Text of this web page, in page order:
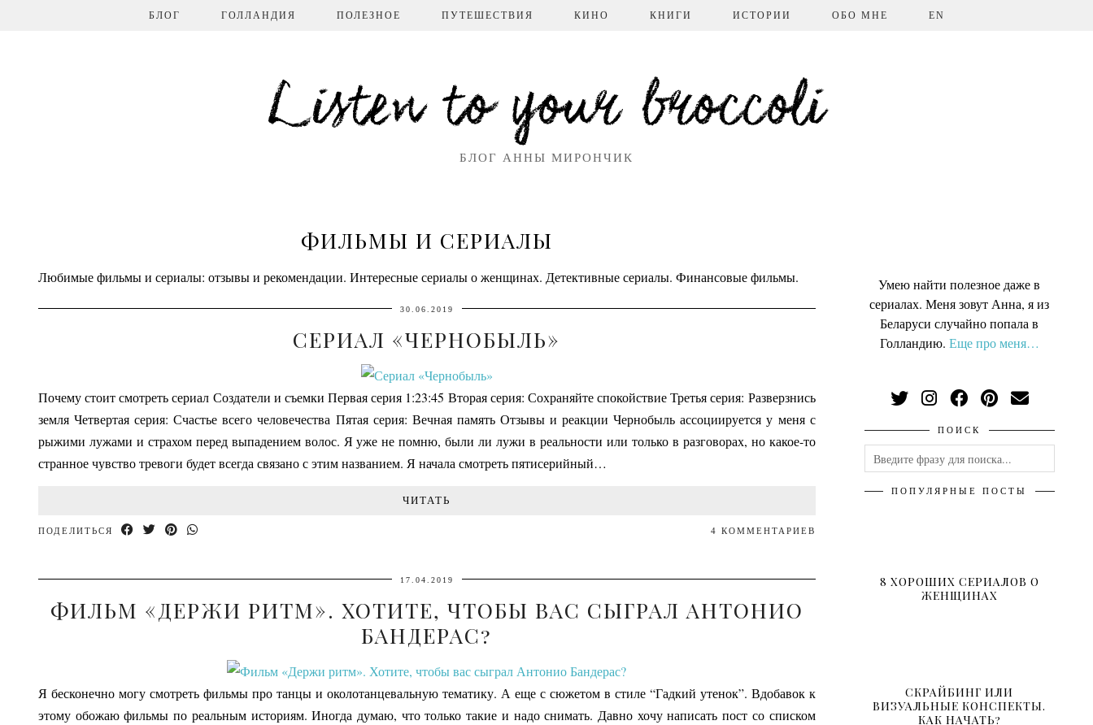
Listen to your broccoli
БЛОГ АННЫ МИРОНЧИК
БЛОГ ГОЛЛАНДИЯ ПОЛЕЗНОЕ ПУТЕШЕСТВИЯ КИНО КНИГИ ИСТОРИИ ОБО МНЕ EN
ФИЛЬМЫ И СЕРИАЛЫ
Любимые фильмы и сериалы: отзывы и рекомендации. Интересные сериалы о женщинах. Детективные сериалы. Финансовые фильмы.
30.06.2019
СЕРИАЛ «ЧЕРНОБЫЛЬ»
Почему стоит смотреть сериал Создатели и съемки Первая серия 1:23:45 Вторая серия: Сохраняйте спокойствие Третья серия: Разверзнись
земля Четвертая серия: Счастье всего человечества Пятая серия: Вечная память Отзывы и реакции Чернобыль ассоциируется у меня с
рыжими лужами и страхом перед выпадением волос. Я уже не помню, были ли лужи в реальности или только в разговорах, но какое-то
странное чувство тревоги будет всегда связано с этим названием. Я начала смотреть пятисерийный…
ЧИТАТЬ
ПОДЕЛИТЬСЯ 4 КОММЕНТАРИЕВ
17.04.2019
ФИЛЬМ «ДЕРЖИ РИТМ». ХОТИТЕ, ЧТОБЫ ВАС СЫГРАЛ АНТОНИО
БАНДЕРАС?
Я бесконечно могу смотреть фильмы про танцы и околотанцевальную тематику. А еще с сюжетом в стиле “Гадкий утенок”. Вдобавок к
этому обожаю фильмы по реальным историям. Иногда думаю, что только такие и надо снимать. Давно хочу написать пост со списком
Умею найти полезное даже в
сериалах. Меня зовут Анна, я из
Беларуси случайно попала в
Голландию. Еще про меня…
ПОИСК
ПОПУЛЯРНЫЕ ПОСТЫ
8 ХОРОШИХ СЕРИАЛОВ О
ЖЕНЩИНАХ
СКРАЙБИНГ ИЛИ
ВИЗУАЛЬНЫЕ КОНСПЕКТЫ.
КАК НАЧАТЬ?